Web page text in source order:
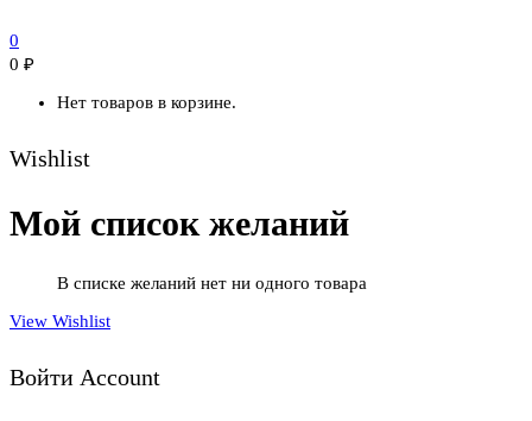
0
0 ₽
Нет товаров в корзине.
Wishlist
Мой список желаний
В списке желаний нет ни одного товара
View Wishlist
Войти Account